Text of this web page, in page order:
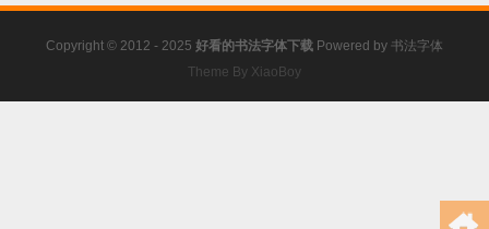
Copyright © 2012 - 2025 好看的书法字体下载 Powered by 书法字体
Theme By XiaoBoy